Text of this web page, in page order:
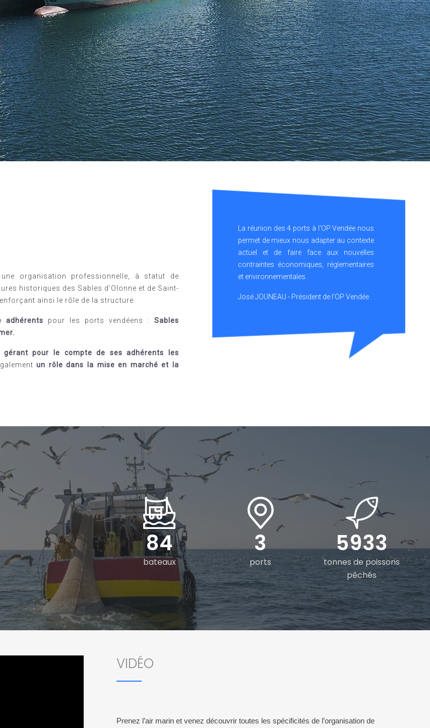
organisation professionnelle, à statut de
historiques des Sables d'Olonne et de Saint-
ainsi le rôle de la structure.
adhérents pour les ports vendéens :Sables
gérant pour le compte de ses adhérents les
un rôle dans la mise en marché et la
La réunion des 4 ports à l'OP Vendée nous
permet de mieux nous adapter au contexte
actuel et de faire face aux nouvelles
contraintes économiques, réglementaires
et environnementales.
José JOUNEAU - Président de l'OP Vendée
120
bateaux
4
ports
8457
tonnes de poissons
pêchés
VIDÉO
Prenez l’air marin et venez découvrir toutes les spécificités de l’organisation de